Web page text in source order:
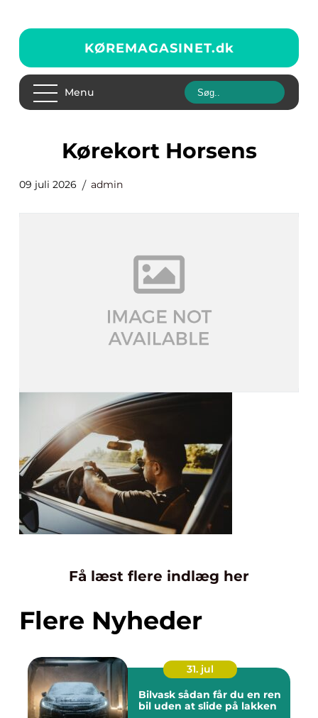
KØREMAGASINET.dk
Menu
Kørekort Horsens
09 juli 2026 admin
Få læst flere indlæg her
Flere Nyheder
31. jul
Bilvask sådan får du en ren
bil uden at slide på lakken